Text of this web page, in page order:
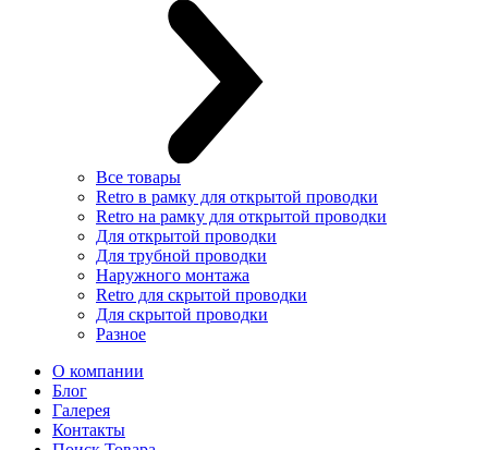
Все товары
Retro в рамку для открытой проводки
Retro на рамку для открытой проводки
Для открытой проводки
Для трубной проводки
Наружного монтажа
Retro для скрытой проводки
Для скрытой проводки
Разное
О компании
Блог
Галерея
Контакты